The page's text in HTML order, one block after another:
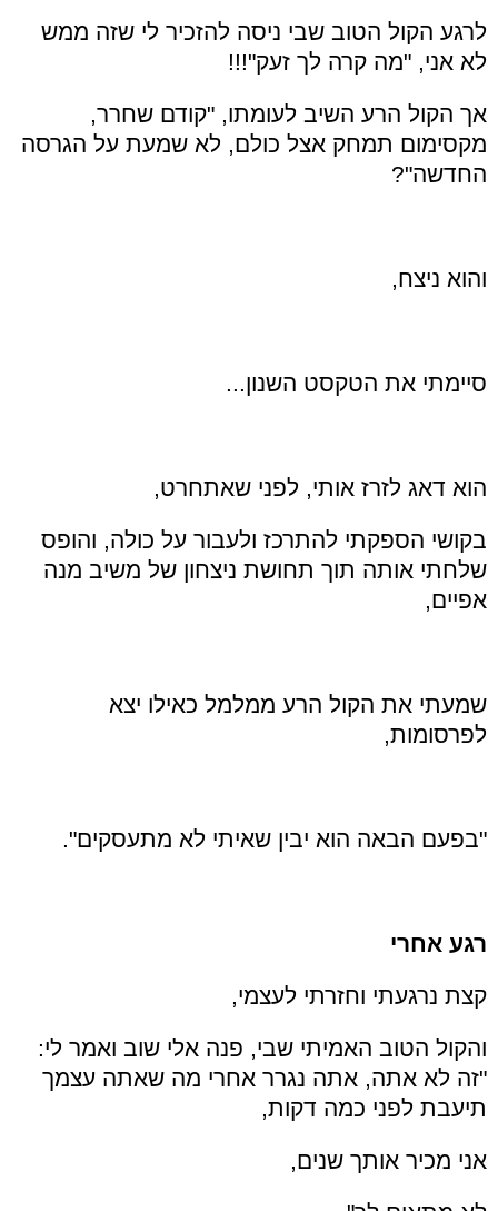
לרגע הקול הטוב שבי ניסה להזכיר לי שזה ממש
לא אני, "מה קרה לך זעק"!!!
אך הקול הרע השיב לעומתו, "קודם שחרר,
מקסימום תמחק אצל כולם, לא שמעת על הגרסה
החדשה"?
והוא ניצח,
סיימתי את הטקסט השנון...
הוא דאג לזרז אותי, לפני שאתחרט,
בקושי הספקתי להתרכז ולעבור על כולה, והופס
שלחתי אותה תוך תחושת ניצחון של משיב מנה
אפיים,
שמעתי את הקול הרע ממלמל כאילו יצא
לפרסומות,
"בפעם הבאה הוא יבין שאיתי לא מתעסקים".
רגע אחרי
קצת נרגעתי וחזרתי לעצמי,
והקול הטוב האמיתי שבי, פנה אלי שוב ואמר לי:
"זה לא אתה, אתה נגרר אחרי מה שאתה עצמך
תיעבת לפני כמה דקות,
אני מכיר אותך שנים,